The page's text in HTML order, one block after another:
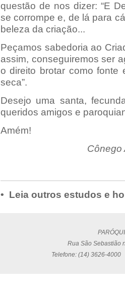
questão de nos dizer: “E
se corrompe e, de lá para
beleza da criação...
Peçamos sabedoria ao
assim, conseguiremos ser
o direito brotar como fonte
seca”.
Desejo uma santa,
queridos amigos e
Amém!
Cônego
• Leia outros estudos e
Rua São Sebastião
Telefone: (14) 3626-